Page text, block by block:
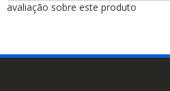
avaliação sobre este produto